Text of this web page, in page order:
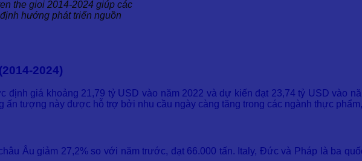
the gioi 2014-2024 giúp các
hướng phát triển nguồn
2024)
giá khoảng 21,79 tỷ USD vào năm 2022 và dự kiến đạt 23,74 tỷ USD vào
ấn tượng này được hỗ trợ bởi nhu cầu ngày càng tăng trong các ngành thực
Âu giảm 27,2% so với năm trước, đạt 66.000 tấn. Italy, Đức và Pháp là ba